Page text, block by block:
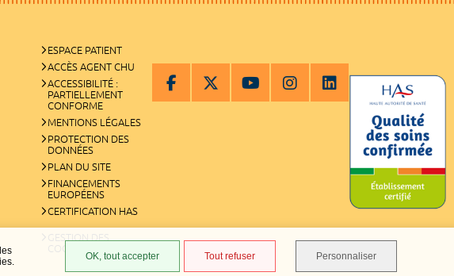
OK, tout accepter Tout refuser Personnaliser
ESPACE PATIENT
ACCÈS AGENT CHU
ACCESSIBILITÉ :
PARTIELLEMENT
CONFORME
MENTIONS LÉGALES
PROTECTION DES
DONNÉES
PLAN DU SITE
FINANCEMENTS
EUROPÉENS
CERTIFICATION HAS
GESTION DES
COOKIES